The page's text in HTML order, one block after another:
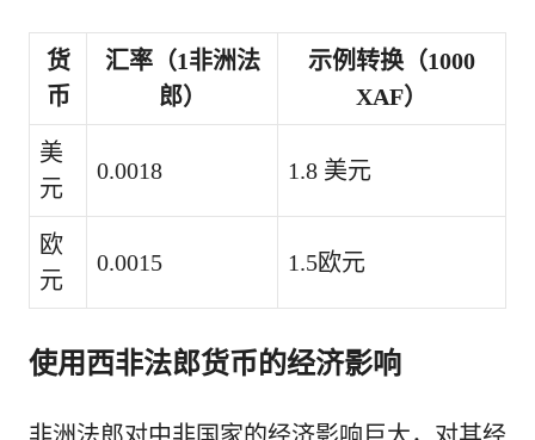
货
币
汇率（1非洲法
郎）
示例转换（1000
XAF）
美
元
0.0018 1.8 美元
欧
元
0.0015 1.5欧元
使用西非法郎货币的经济影响